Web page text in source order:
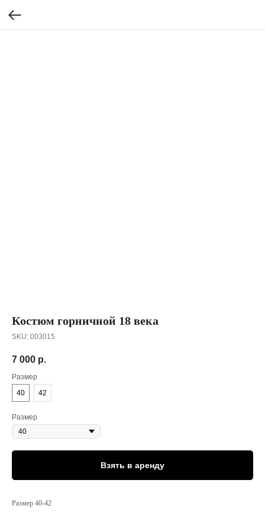
Костюм горничной 18 века
SKU: 003015
7 000 р.
Размер
40
42
Размер
Взять в аренду
Размер 40-42